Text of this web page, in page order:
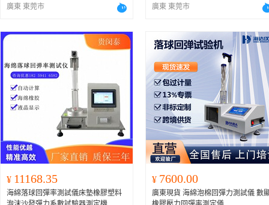
廣東 東莞市 廣東 東莞市
¥ 11168.35
海綿落球回彈率測試儀床墊橡膠塑料
¥ 7600.00
廣東現貨 海綿泡棉回彈力測試儀 數